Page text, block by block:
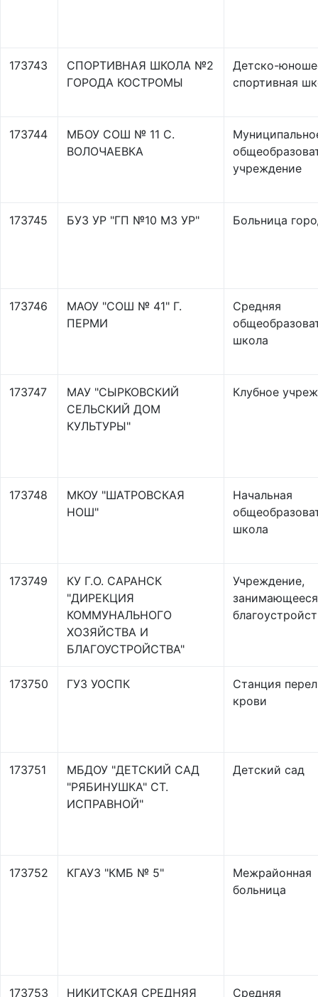
173743
СПОРТИВНАЯ ШКОЛА №2
ГОРОДА КОСТРОМЫ
Детско-
спортивная
173744
МБОУ СОШ № 11 С.
ВОЛОЧАЕВКА
учреждение
173745 БУЗ УР "ГП №10 МЗ УР" Больница
173746
МАОУ "СОШ № 41" Г.
ПЕРМИ
Средняя
школа
173747
МАУ "СЫРКОВСКИЙ
СЕЛЬСКИЙ ДОМ
КУЛЬТУРЫ"
Клубное
173748
МКОУ "ШАТРОВСКАЯ
НОШ"
Начальная
школа
173749
КУ Г.О. САРАНСК
"ДИРЕКЦИЯ
КОММУНАЛЬНОГО
ХОЗЯЙСТВА И
БЛАГОУСТРОЙСТВА"
Учреждение,
занимающееся
173750 ГУЗ УОСПК
Станция
крови
173751
МБДОУ "ДЕТСКИЙ САД
"РЯБИНУШКА" СТ.
ИСПРАВНОЙ"
Детский сад
173752 КГАУЗ "КМБ № 5"
Межрайонная
больница
173753 НИКИТСКАЯ СРЕДНЯЯ Средняя